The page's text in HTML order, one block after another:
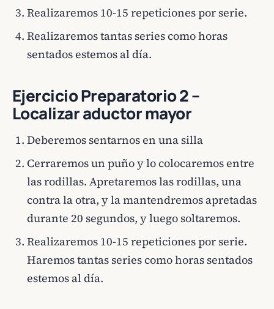
Realizaremos 10-15 repeticiones por serie.
Realizaremos tantas series como horas
sentados estemos al día.
Ejercicio Preparatorio 2 –
Localizar aductor mayor
Deberemos sentarnos en una silla
Cerraremos un puño y lo colocaremos entre
las rodillas. Apretaremos las rodillas, una
contra la otra, y la mantendremos apretadas
durante 20 segundos, y luego soltaremos.
Realizaremos 10-15 repeticiones por serie.
Haremos tantas series como horas sentados
estemos al día.